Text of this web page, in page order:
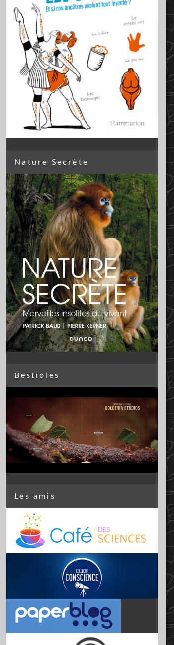
Nature Secrète
Bestioles
Les amis